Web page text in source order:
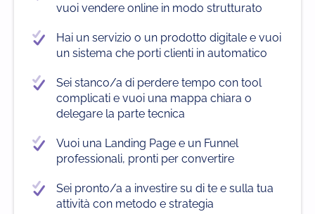
vuoi vendere online in modo strutturato
Hai un servizio o un prodotto digitale e vuoi
un sistema che porti clienti in automatico
Sei stanco/a di perdere tempo con tool
complicati e vuoi una mappa chiara o
delegare la parte tecnica
Vuoi una Landing Page e un Funnel
professionali, pronti per convertire
Sei pronto/a a investire su di te e sulla tua
attività con metodo e strategia